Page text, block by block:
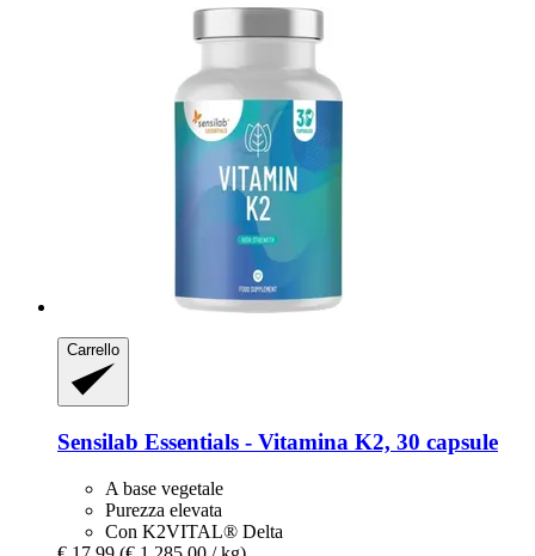
Carrello
Sensilab Essentials -​ Vitamina K2, 30 capsule
A base vegetale
Purezza elevata
Con K2VITAL® Delta